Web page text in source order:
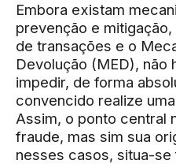
Embora existam
prevenção e
de transações e o
Devolução (MED), não
impedir, de forma
convencido realize
Assim, o ponto central
fraude, mas sim sua
nesses casos, situa-se